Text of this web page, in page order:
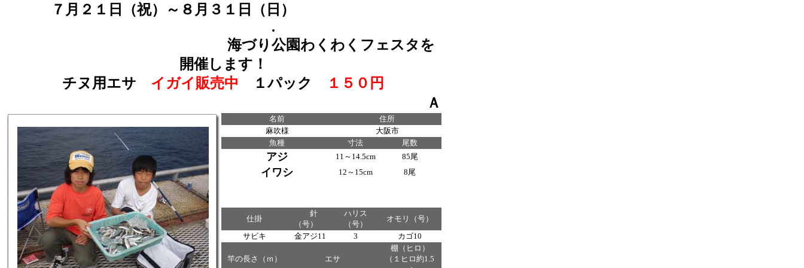
７月２１日（祝）～８月３１日（日）
.
海づり公園わくわくフェスタ を
開催します！
チヌ用エサ イガイ販売中 １パック
１５０円
Ａ
名前
住所
麻吹様
大阪市
魚種
寸法 尾数
アジ 11～14.5cm 85尾
イワシ 12～15cm 8尾
仕掛
針
（号）
ハリス
（号）
オモリ（号）
サビキ
金アジ11 3 カゴ10
竿の長さ（ｍ） エサ
棚（ヒロ）
（１ヒロ約1.5